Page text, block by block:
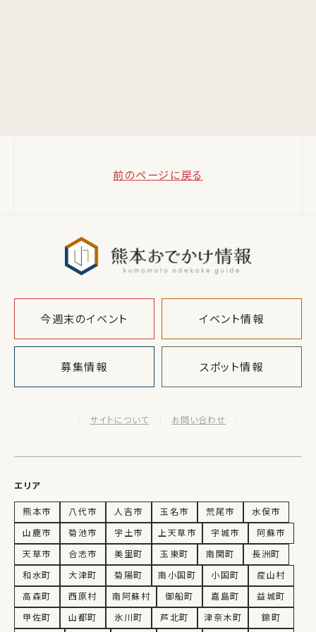
前のページに戻る
今週末のイベント イベント情報
募集情報 スポット情報
サイトについて お問い合わせ
エリア
熊本市 八代市 人吉市 玉名市 荒尾市
水俣市
山鹿市
菊池市 宇土市 上天草市 宇城市
阿蘇市
天草市
合志市 美里町 玉東町 南関町
長洲町
和水町
大津町 菊陽町 南小国町 小国町
産山村
高森町
西原村 南阿蘇村 御船町 嘉島町
益城町
甲佐町
山都町 氷川町 芦北町 津奈木町 錦町